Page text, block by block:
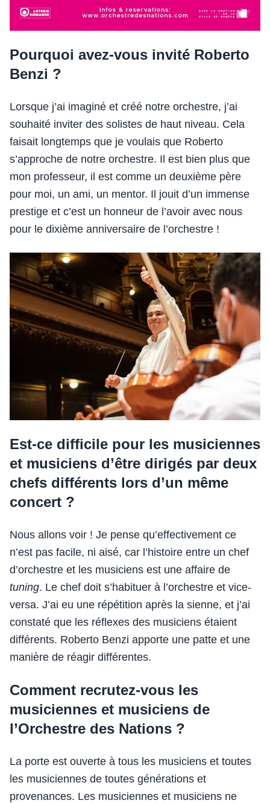
Pourquoi avez-vous invité Roberto
Benzi ?
Lorsque j’ai imaginé et créé notre orchestre, j’ai
souhaité inviter des solistes de haut niveau. Cela
faisait longtemps que je voulais que Roberto
s’approche de notre orchestre. Il est bien plus que
mon professeur, il est comme un deuxième père
pour moi, un ami, un mentor. Il jouit d’un immense
prestige et c’est un honneur de l’avoir avec nous
pour le dixième anniversaire de l’orchestre !
Est-ce difficile pour les musiciennes
et musiciens d’être dirigés par deux
chefs différents lors d’un même
concert ?
Nous allons voir ! Je pense qu’effectivement ce
n’est pas facile, ni aisé, car l’histoire entre un chef
d’orchestre et les musiciens est une affaire de
tuning. Le chef doit s’habituer à l’orchestre et vice-
versa. J’ai eu une répétition après la sienne, et j’ai
constaté que les réflexes des musiciens étaient
différents. Roberto Benzi apporte une patte et une
manière de réagir différentes.
Comment recrutez-vous les
musiciennes et musiciens de
l’Orchestre des Nations ?
La porte est ouverte à tous les musiciens et toutes
les musiciennes de toutes générations et
provenances. Les musiciennes et musiciens ne